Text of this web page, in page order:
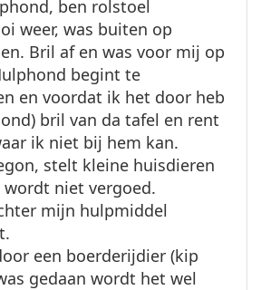
ben rolstoel
weer, was buiten op
Bril af en was voor mij op
begint te
en voordat ik het door heb
bril van da tafel en rent
ik niet bij hem kan.
stelt kleine huisdieren
wordt niet vergoed.
mijn hulpmiddel
een boerderijdier (kip
gedaan wordt het wel